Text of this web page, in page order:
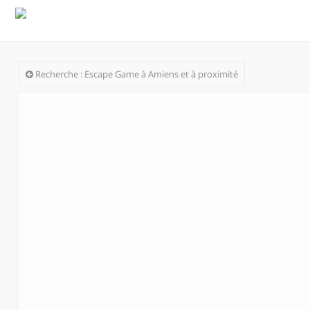
Recherche : Escape Game à Amiens et à proximité